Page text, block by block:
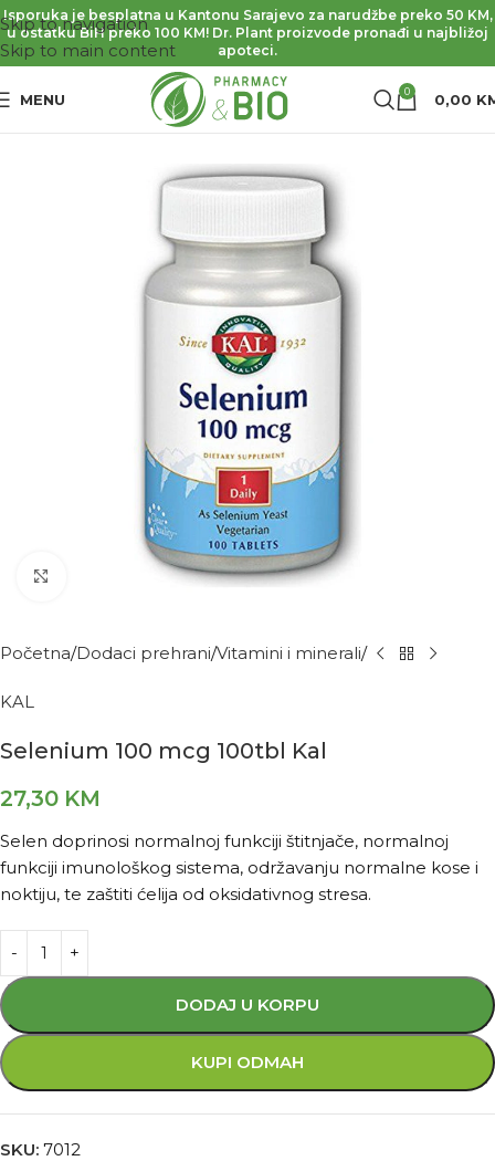
Skip to navigation
Skip to main content
Isporuka je besplatna u Kantonu Sarajevo za narudžbe preko 50 KM,
u ostatku BiH preko 100 KM! Dr. Plant proizvode pronađi u najbližoj
apoteci.
MENU 0 0,00
Kliknite za povećanje
Početna Dodaci prehrani Vitamini i minerali
KAL
Selenium 100 mcg 100tbl Kal
27,30 KM
Selen doprinosi normalnoj funkciji štitnjače, normalnoj
funkciji imunološkog sistema, održavanju normalne kose i
noktiju, te zaštiti ćelija od oksidativnog stresa.
DODAJ U KORPU
KUPI ODMAH
SKU: 7012